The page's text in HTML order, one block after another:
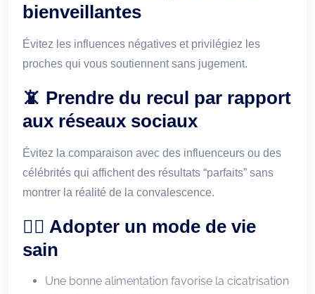
bienveillantes
Évitez les influences négatives et privilégiez les
proches qui vous soutiennent sans jugement.
📵 Prendre du recul par rapport
aux réseaux sociaux
Évitez la comparaison avec des influenceurs ou des
célébrités qui affichent des résultats “parfaits” sans
montrer la réalité de la convalescence.
🏃‍♀️ Adopter un mode de vie
sain
Une bonne alimentation favorise la cicatrisation